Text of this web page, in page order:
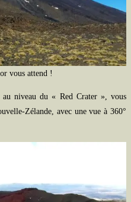
vous attend !
niveau du « Red Crater », vous
Zélande, avec une vue à 360°